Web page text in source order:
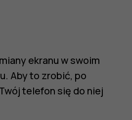
ekranu w swoim
Aby to zrobić, po
telefon się do niej